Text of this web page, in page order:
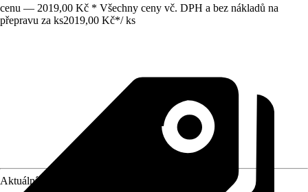
cenu — 2019,00 Kč * Všechny ceny vč. DPH a bez nákladů na
přepravu za ks2019,00 Kč*/ ks
Aktuální velikost okna